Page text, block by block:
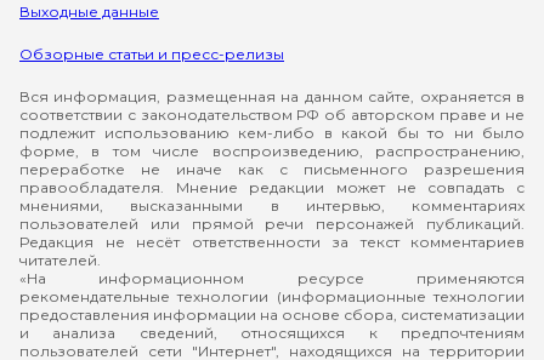
Выходные данные
Обзорные статьи и пресс-релизы
Вся информация, размещенная на данном сайте, охраняется в
соответствии с законодательством РФ об авторском праве и не
подлежит использованию кем-либо в какой бы то ни было
форме, в том числе воспроизведению, распространению,
переработке не иначе как с письменного разрешения
правообладателя. Мнение редакции может не совпадать с
мнениями, высказанными в интервью, комментариях
пользователей или прямой речи персонажей публикаций.
Редакция не несёт ответственности за текст комментариев
читателей.
«На информационном ресурсе применяются
рекомендательные технологии (информационные технологии
предоставления информации на основе сбора, систематизации
и анализа сведений, относящихся к предпочтениям
пользователей сети "Интернет", находящихся на территории